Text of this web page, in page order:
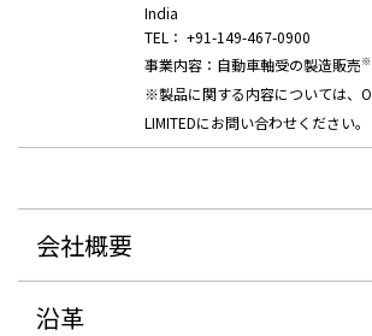
India
TEL： +91-149-467-0900
事業内容：自動車軸受の製造販売※
※製品に関する内容については、
LIMITEDにお問い合わせください。
会社概要
沿革